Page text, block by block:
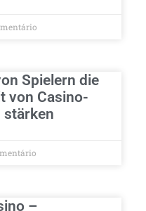
Spielern die
von Casino-
stärken
–